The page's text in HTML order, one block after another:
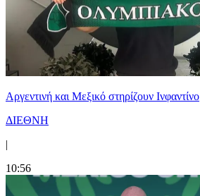
Αργεντινή και Μεξικό στηρίζουν Ινφαντίνο
ΔΙΕΘΝΗ
|
10:56